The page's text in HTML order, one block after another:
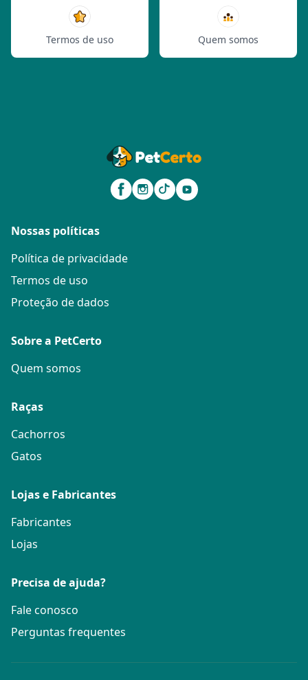
Termos de uso Quem somos
Nossas políticas
Política de privacidade
Termos de uso
Proteção de dados
Sobre a PetCerto
Quem somos
Raças
Cachorros
Gatos
Lojas e Fabricantes
Fabricantes
Lojas
Precisa de ajuda?
Fale conosco
Perguntas frequentes